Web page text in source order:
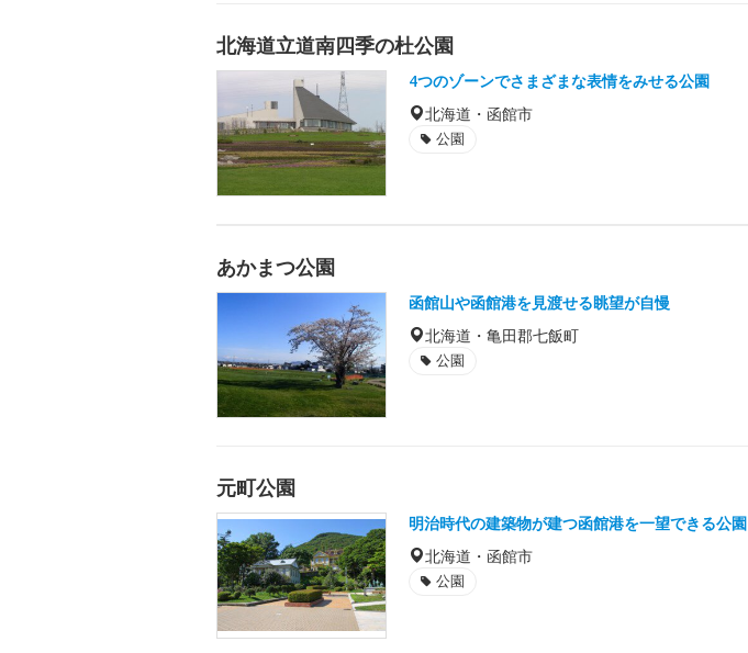
北海道立道南四季の杜公園
4つのゾーンでさまざまな表情をみせる公園
北海道・函館市
公園
あかまつ公園
函館山や函館港を見渡せる眺望が自慢
北海道・亀田郡七飯町
公園
元町公園
明治時代の建築物が建つ函館港を一望できる公園
北海道・函館市
公園